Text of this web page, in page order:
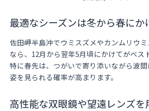
最適なシーズンは冬から春にか
佐田岬半島沖でウミスズメやカンムリウ
なら、12月から翌年5月頃にかけてがベス
特に春先は、つがいで寄り添いながら波
姿を見られる確率が高まります。
高性能な双眼鏡や望遠レンズを